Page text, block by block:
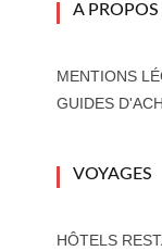
A
MENTIONS
GUIDES
VOYAGES
HÔTELS